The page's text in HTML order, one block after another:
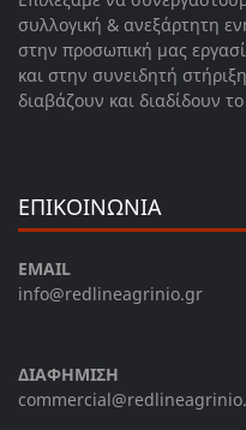
συλλογική & ανεξάρτητη
στην προσωπική μας
και στην συνειδητή
διαβάζουν και διαδίδουν
ΕΠΙΚΟΙΝΩΝΙΑ
EMAIL
info@redlineagrinio.gr
ΔΙΑΦΗΜΙΣΗ